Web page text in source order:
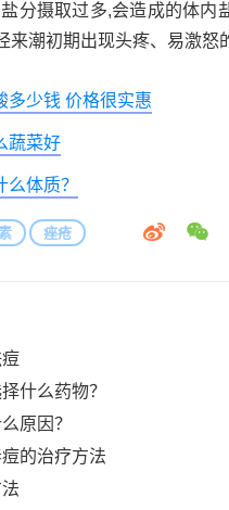
分摄取过多,会造成的体内
来潮初期出现头疼、易激怒
多少钱 价格很实惠
蔬菜好
体质？
痤疮
什么药物？
原因？
的治疗方法